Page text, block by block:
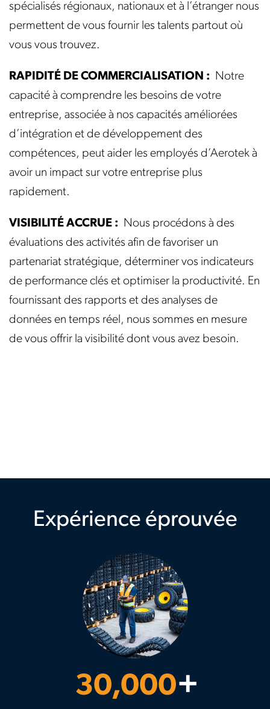
spécialisés régionaux, nationaux et à l’étranger nous
permettent de vous fournir les talents partout où
vous vous trouvez.
RAPIDITÉ DE COMMERCIALISATION : Notre
capacité à comprendre les besoins de votre
entreprise, associée à nos capacités améliorées
d’intégration et de développement des
compétences, peut aider les employés d’Aerotek à
avoir un impact sur votre entreprise plus
rapidement.
VISIBILITÉ ACCRUE : Nous procédons à des
évaluations des activités afin de favoriser un
partenariat stratégique, déterminer vos indicateurs
de performance clés et optimiser la productivité. En
fournissant des rapports et des analyses de
données en temps réel, nous sommes en mesure
de vous offrir la visibilité dont vous avez besoin.
Expérience éprouvée
30,000+